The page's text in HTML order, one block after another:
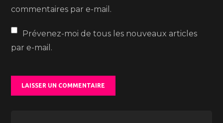
commentaires par e-mail.
Prévenez-moi de tous les nouveaux articles
par e-mail.